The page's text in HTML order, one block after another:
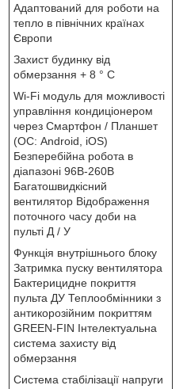
Адаптований для роботи на
тепло в північних країнах
Європи
Захист будинку від
обмерзання + 8 ° C
Wi-Fi модуль для можливості
управління кондиціонером
через Смартфон / Планшет
(ОС: Android, iOS)
Безперебійна робота в
діапазоні 96В-260В
Багатошвидкісний
вентилятор Відображення
поточного часу доби на
пульті Д / У
Функція внутрішнього блоку
Затримка пуску вентилятора
Бактерицидне покриття
пульта ДУ Теплообмінники з
антикорозійним покриттям
GREEN-FIN Інтелектуальна
система захисту від
обмерзання
Система стабілізації напруги